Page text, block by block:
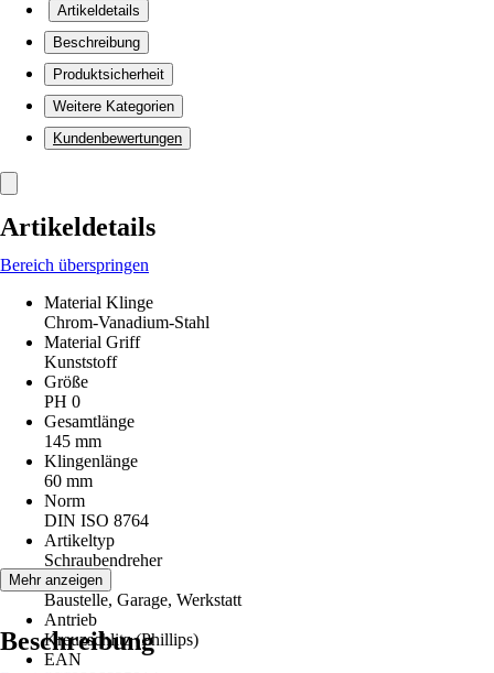
Artikeldetails
Beschreibung
Produktsicherheit
Weitere Kategorien
Kundenbewertungen
Artikeldetails
Bereich überspringen
Material Klinge
Chrom-Vanadium-Stahl
Material Griff
Kunststoff
Größe
PH 0
Gesamtlänge
145 mm
Klingenlänge
60 mm
Norm
DIN ISO 8764
Artikeltyp
Schraubendreher
Räume
Baustelle, Garage, Werkstatt
Antrieb
Kreuzschlitz (Phillips)
EAN
Mehr anzeigen
Beschreibung